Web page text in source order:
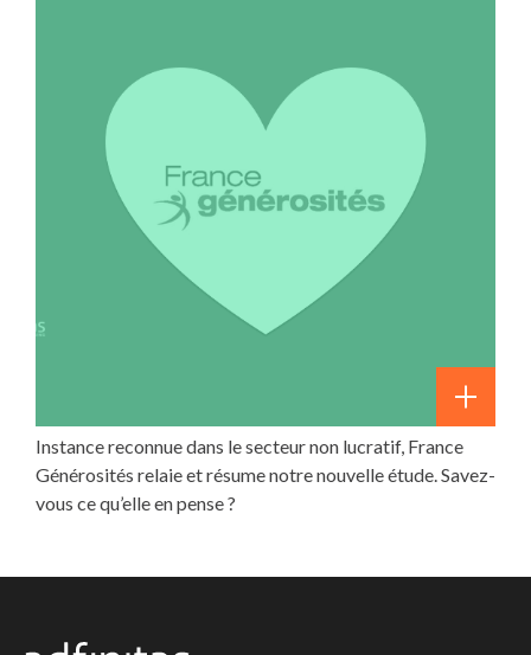
Instance reconnue dans le secteur non lucratif, France
Générosités relaie et résume notre nouvelle étude. Savez-
vous ce qu’elle en pense ?